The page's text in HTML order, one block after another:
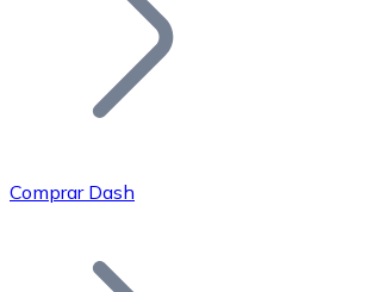
Bitcoin
Comprar Dash